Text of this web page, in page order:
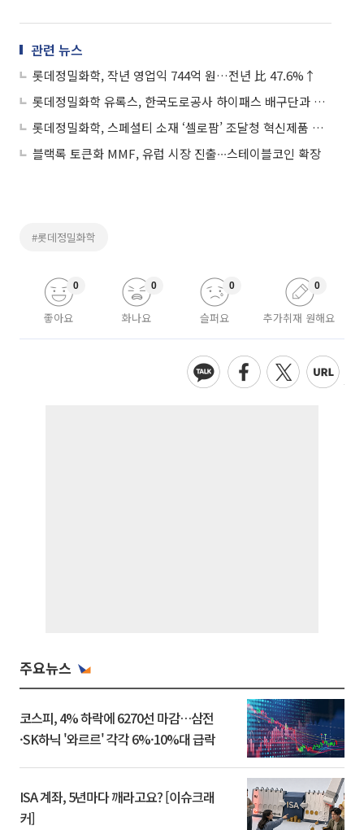
관련 뉴스
롯데정밀화학, 작년 영업익 744억 원…전년 比 47.6%↑
롯데정밀화학 유록스, 한국도로공사 하이패스 배구단과 시즌 공동 프로모션
롯데정밀화학, 스페셜티 소재 ‘셀로팜’ 조달청 혁신제품 선정
블랙록 토큰화 MMF, 유럽 시장 진출∙∙∙스테이블코인 확장
#롯데정밀화학
좋아요
0
화나요
0
슬퍼요
0
추가취재 원해요
0
주요뉴스
코스피, 4% 하락에 6270선 마감…삼전
·SK하닉 '와르르' 각각 6%·10%대 급락
ISA 계좌, 5년마다 깨라고요? [이슈크래
커]